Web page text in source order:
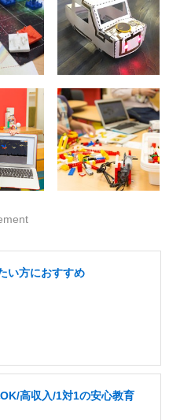
い方におすすめ
高収入/1対1の安心教育